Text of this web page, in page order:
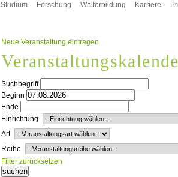
Studium Forschung Weiterbildung Karriere
Neue Veranstaltung eintragen
Suchbegriff
Beginn
Ende
Einrichtung
Art
Reihe
Filter zurücksetzen